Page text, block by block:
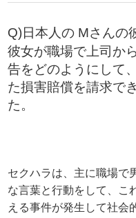
Q)日本人の Mさんの
彼女が職場で上司か
告をどのようにして
た損害賠償を請求で
た。
セクハラは、主に職場で
な言葉と行動をして、こ
える事件が発生して社会